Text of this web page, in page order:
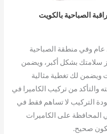
الصباحية بالكويت
عام وفي منطقة الصباحية
سلامتك بشكل أكبر، ويضمن
ويضمن لك تغطية مثالية
والتأكد من تركيب الكاميرا في
التركيب لا تساهم فقط في
المحافظة على الكاميرات
صحيح.